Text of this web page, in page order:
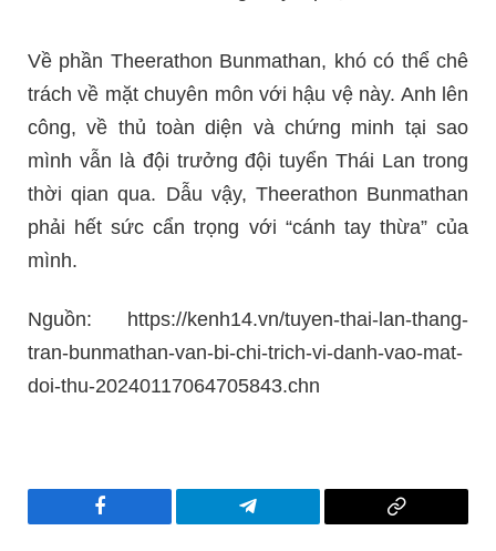
Về phần Theerathon Bunmathan, khó có thể chê
trách về mặt chuyên môn với hậu vệ này. Anh lên
công, về thủ toàn diện và chứng minh tại sao
mình vẫn là đội trưởng đội tuyển Thái Lan trong
thời qian qua. Dẫu vậy, Theerathon Bunmathan
phải hết sức cẩn trọng với “cánh tay thừa” của
mình.
Nguồn: https://kenh14.vn/tuyen-thai-lan-thang-
tran-bunmathan-van-bi-chi-trich-vi-danh-vao-mat-
doi-thu-20240117064705843.chn
Facebook Telegram
Copy